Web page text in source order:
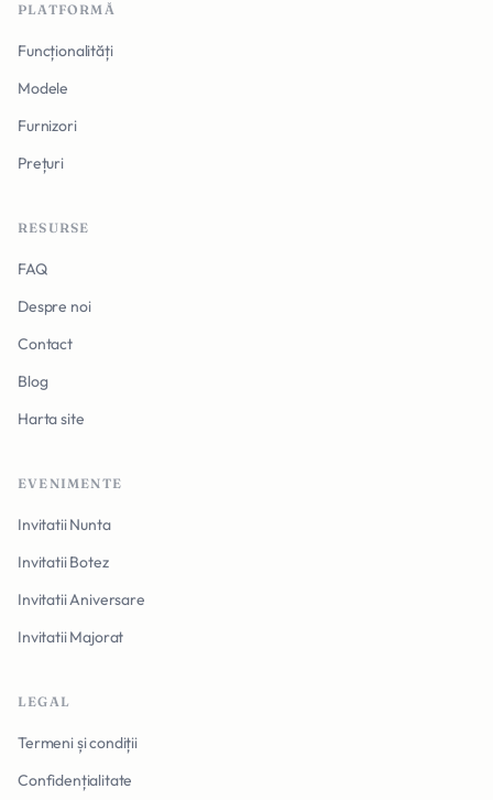
PLATFORMĂ
Funcționalități
Modele
Furnizori
Prețuri
RESURSE
FAQ
Despre noi
Contact
Blog
Harta site
EVENIMENTE
Invitatii Nunta
Invitatii Botez
Invitatii Aniversare
Invitatii Majorat
LEGAL
Termeni și condiții
Confidențialitate